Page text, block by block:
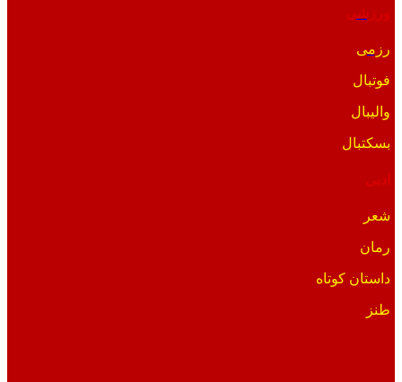
ورزشی
رزمی
فوتبال
والیبال
بسکتبال
ادبی
شعر
رمان
داستان کوتاه
طنز